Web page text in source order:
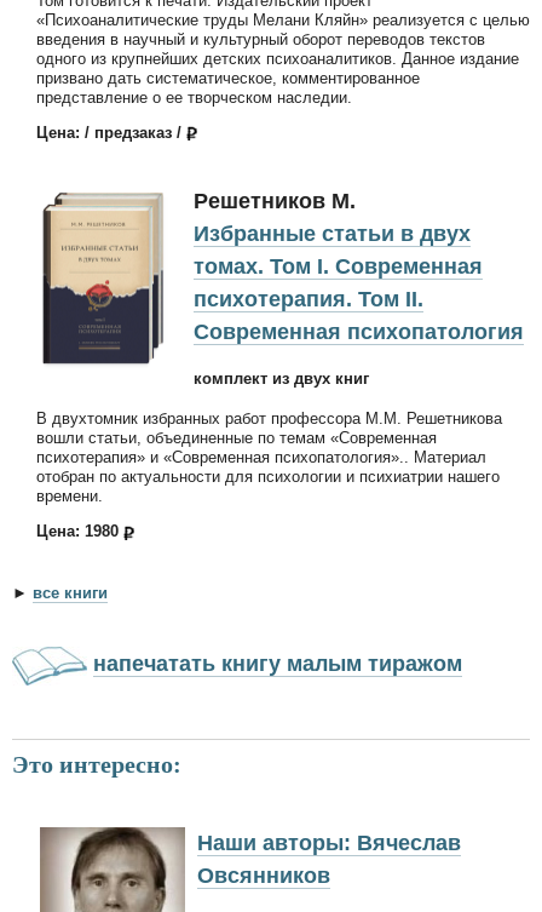
«Психоаналитические труды Мелани Кляйн» реализуется с целью
введения в научный и культурный оборот переводов текстов
одного из крупнейших детских психоаналитиков. Данное издание
призвано дать систематическое, комментированное
представление о ее творческом наследии.
Цена: / предзаказ /
Решетников М.
Избранные статьи в двух
томах. Том I. Современная
психотерапия. Том II.
Современная психопатология
комплект из двух книг
В двухтомник избранных работ профессора М.М. Решетникова
вошли статьи, объединенные по темам «Современная
психотерапия» и «Современная психопатология».. Материал
отобран по актуальности для психологии и психиатрии нашего
времени.
Цена: 1980
► все книги
напечатать книгу малым тиражом
Это интересно:
Наши авторы: Вячеслав
Овсянников